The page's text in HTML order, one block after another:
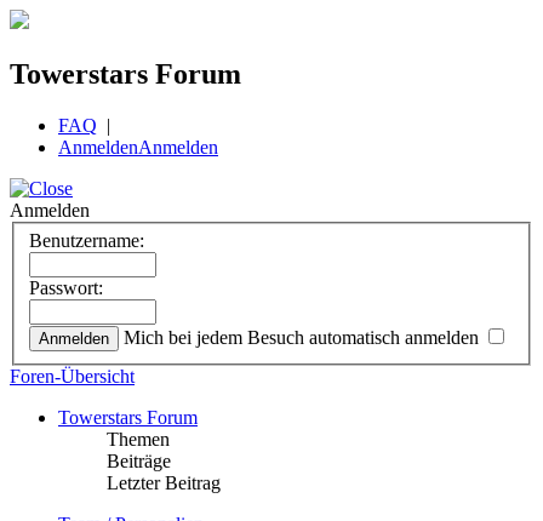
Towerstars Forum
FAQ |
AnmeldenAnmelden
Anmelden
Benutzername:
Passwort:
Mich bei jedem Besuch automatisch anmelden
Foren-Übersicht
Towerstars Forum
Themen
Beiträge
Letzter Beitrag